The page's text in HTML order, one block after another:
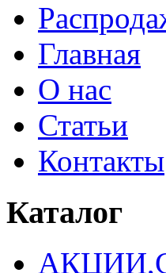
Главная
О нас
Статьи
Контакты
Каталог